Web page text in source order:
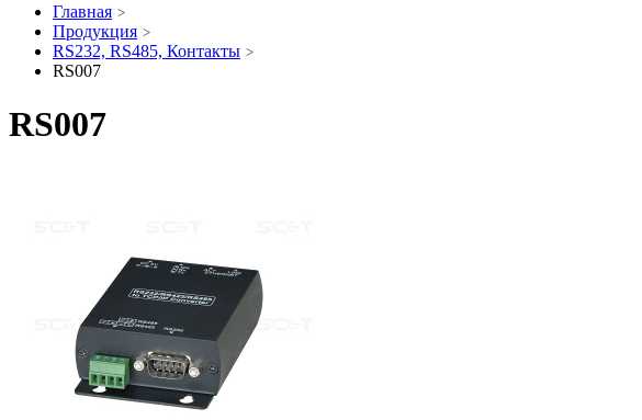
Главная
Продукция
RS232, RS485, Контакты
RS007
RS007